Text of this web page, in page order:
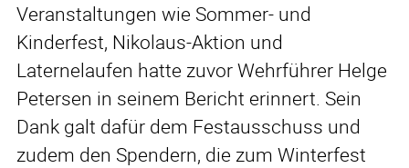
Veranstaltungen wie Sommer- und
Kinderfest, Nikolaus-Aktion und
Laternelaufen hatte zuvor Wehrführer Helge
Petersen in seinem Bericht erinnert. Sein
Dank galt dafür dem Festausschuss und
zudem den Spendern, die zum Winterfest